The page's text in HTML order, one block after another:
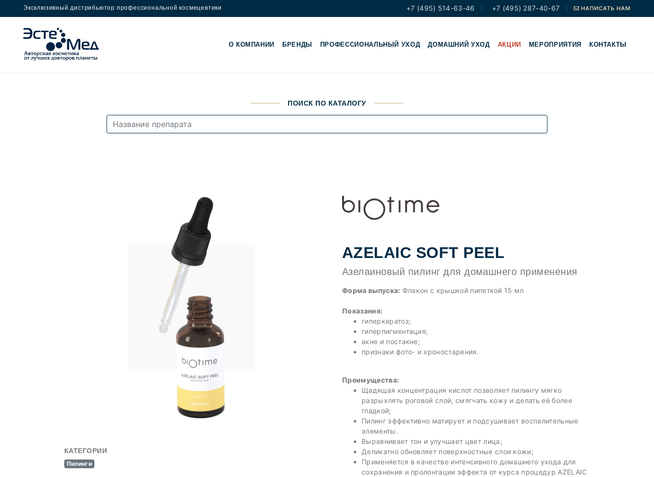
Эксклюзивный дистрибьютор профессиональной космецевтики +7 (495) 514-63-46 +7 (495) 287-40-67 НАПИСАТЬ НАМ
О КОМПАНИИ БРЕНДЫ ПРОФЕССИОНАЛЬНЫЙ УХОД ДОМАШНИЙ УХОД АКЦИИ МЕРОПРИЯТИЯ КОНТАКТЫ
ПОИСК ПО КАТАЛОГУ
КАТЕГОРИИ
Пилинги
AZELAIC SOFT PEEL
Азелаиновый пилинг для домашнего применения
Форма выпуска: Флакон с крышкой пипеткой 15 мл
Показания:
гиперкератоз;
гиперпигментация;
акне и постакне;
признаки фото- и хроностарения.
Преимущества:
Щадящая концентрация кислот позволяет пилингу мягко
разрыхлять роговой слой, смягчать кожу и делать её более
гладкой;
Пилинг эффективно матирует и подсушивает воспалительные
элементы.
Выравнивает тон и улучшает цвет лица;
Деликатно обновляет поверхностные слои кожи;
Применяется в качестве интенсивного домашнего ухода для
сохранения и пролонгации эффекта от курса процедур AZELAIC